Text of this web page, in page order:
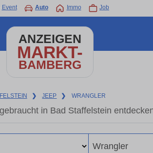
Event Auto Immo Job
ANZEIGEN
MARKT-
BAMBERG
❯ JEEP ❯ WRANGLER
in Bad Staffelstein